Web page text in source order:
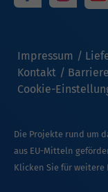
Impressum
Kontakt
Cookie-
Die Projekte rund um
aus EU-Mitteln
Klicken Sie für weitere